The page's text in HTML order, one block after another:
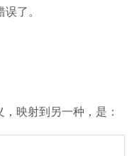
了。
映射到另一种，是：